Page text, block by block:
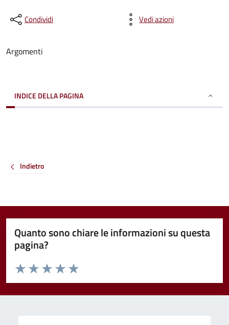
Condividi Vedi azioni
Argomenti
INDICE DELLA PAGINA
Indietro
Quanto sono chiare le informazioni su questa
pagina?
Valuta da 1 a 5 stelle la pagina
Valuta 5 stelle su 5
Valuta 4 stelle su 5
Valuta 3 stelle su 5
Valuta 2 stelle su 5
Valuta 1 stelle su 5